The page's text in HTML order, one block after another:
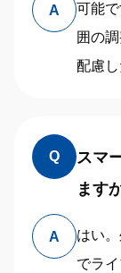
A
可能
囲の
配慮
Q
スマ
ます
A
はい
でラ